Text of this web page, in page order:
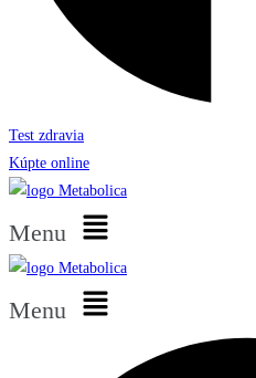
Test zdravia
Kúpte online
Menu
Menu